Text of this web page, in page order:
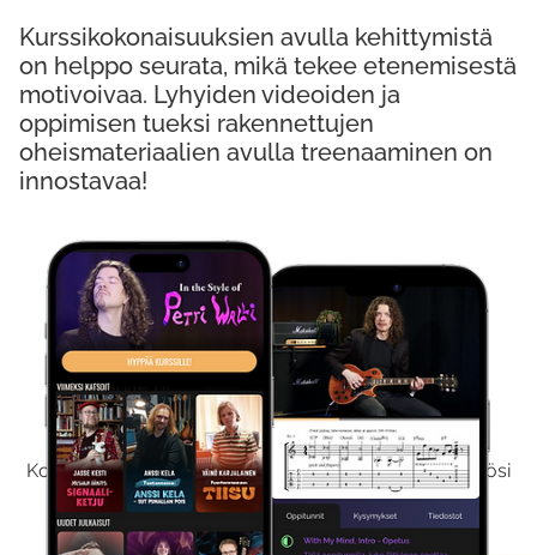
Kokeile Ilmaiseksi
Kokeilemalla ilmaiseksi saat koko sisältömme käyttöösi
viikon ajaksi.
Kurssikokonaisuuksien avulla kehittymistä
on helppo seurata, mikä tekee etenemisestä
motivoivaa. Lyhyiden videoiden ja
oppimisen tueksi rakennettujen
oheismateriaalien avulla treenaaminen on
innostavaa!